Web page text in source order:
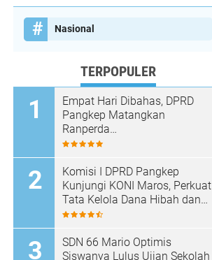
Nasional
TERPOPULER
Empat Hari Dibahas, DPRD
Pangkep Matangkan
Ranperda
Pertanggungjawaban APBD
Komisi I DPRD Pangkep
Kunjungi KONI Maros, Perkuat
Tata Kelola Dana Hibah dan
Pembinaan Olahraga
SDN 66 Mario Optimis
Siswanya Lulus Ujian Sekolah